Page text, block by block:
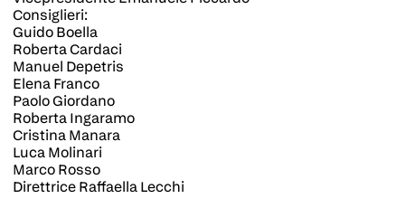
Consiglieri:
Guido Boella
Roberta Cardaci
Manuel Depetris
Elena Franco
Paolo Giordano
Roberta Ingaramo
Cristina Manara
Luca Molinari
Marco Rosso
Direttrice Raffaella Lecchi